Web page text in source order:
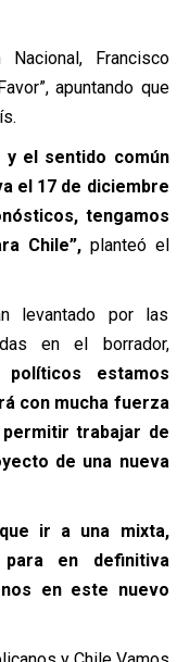
Francisco
apuntando que
y el sentido común
el 17 de diciembre
tengamos
Chile”, planteó el
levantado por las
en el borrador,
políticos estamos
con mucha fuerza
trabajar de
de una nueva
ir a una mixta,
en definitiva
en este nuevo